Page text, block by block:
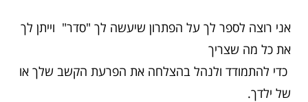
אני רוצה לספר לך על הפתרון שיעשה לך "סדר" וייתן לך
את כל מה שצריך
כדי להתמודד ולנהל בהצלחה את הפרעת הקשב שלך או
של ילדך.